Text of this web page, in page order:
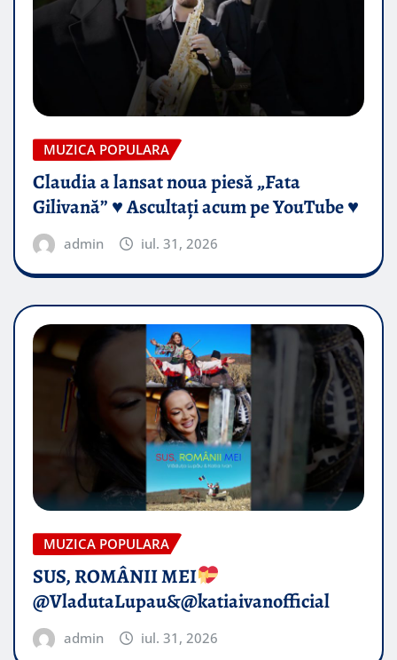
MUZICA POPULARA
Claudia a lansat noua piesă „Fata
Gilivană” ♥️ Ascultați acum pe YouTube ♥️
admin iul. 31, 2026
MUZICA POPULARA
SUS, ROMÂNII MEI
@VladutaLupau&@katiaivanofficial
admin iul. 31, 2026